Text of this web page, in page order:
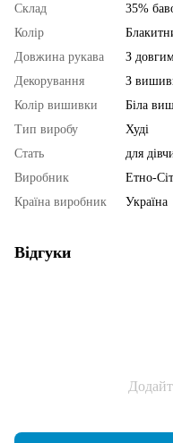
Склад
35%
Колір
Довжина рукава
З
Декорування
З
Колір вишивки
Біла
Тип виробу
Худі
Стать
для
Виробник
Етно-
Країна виробник
Україна
Відгуки